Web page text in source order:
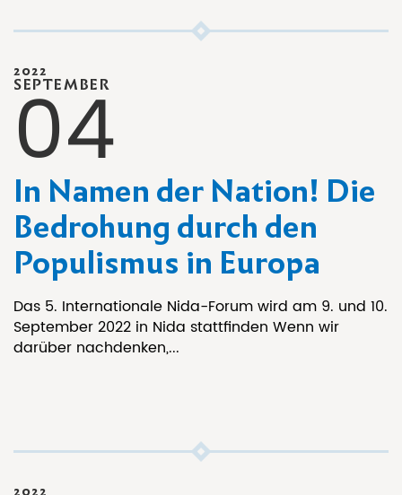
In Namen der Nation! Die
Bedrohung durch den
Populismus in Europa
Das 5. Internationale Nida-Forum wird am 9. und 10.
September 2022 in Nida stattfinden Wenn wir
darüber nachdenken,...
2022
SEPTEMBER
04